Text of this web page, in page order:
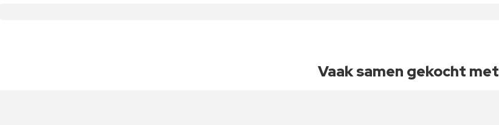
Vaak samen gekocht met